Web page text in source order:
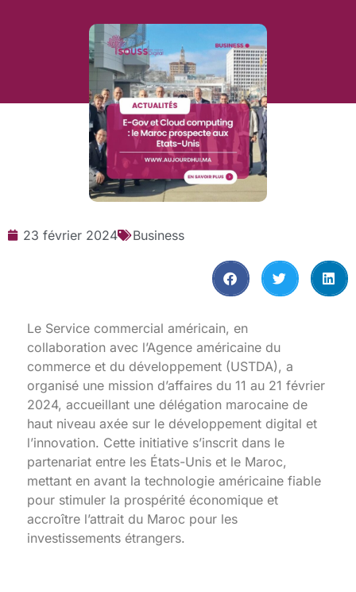
23 février 2024 Business
Le Service commercial américain, en
collaboration avec l’Agence américaine du
commerce et du développement (USTDA), a
organisé une mission d’affaires du 11 au 21 février
2024, accueillant une délégation marocaine de
haut niveau axée sur le développement digital et
l’innovation. Cette initiative s’inscrit dans le
partenariat entre les États-Unis et le Maroc,
mettant en avant la technologie américaine fiable
pour stimuler la prospérité économique et
accroître l’attrait du Maroc pour les
investissements étrangers.